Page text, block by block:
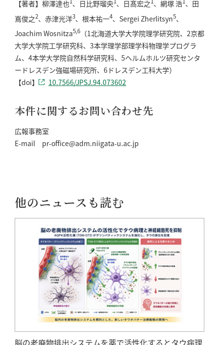
【著者】柳澤達也 、日比野瑠央 、日髙宏之 、網塚 浩 、田
嶌俊之2、赤津光洋3、根本祐一4、Sergei Zherlitsyn5、
Joachim Wosnitza5,6 （1北海道大学大学院理学研究院、2京都
大学大学院工学研究科、3本学理学部理学科物理学プログラ
ム、4本学大学院自然科学研究科、5ヘルムホルツ研究センタ
ードレスデン強磁場研究所、6ドレスデン工科大学）
【doi】
10.7566/JPSJ.94.073602
本件に関するお問い合わせ先
広報事務室
E-mail pr-office@adm.niigata-u.ac.jp
他のニュースも読む
脳の老廃物排出システムを薬で活性化するとタウ病理